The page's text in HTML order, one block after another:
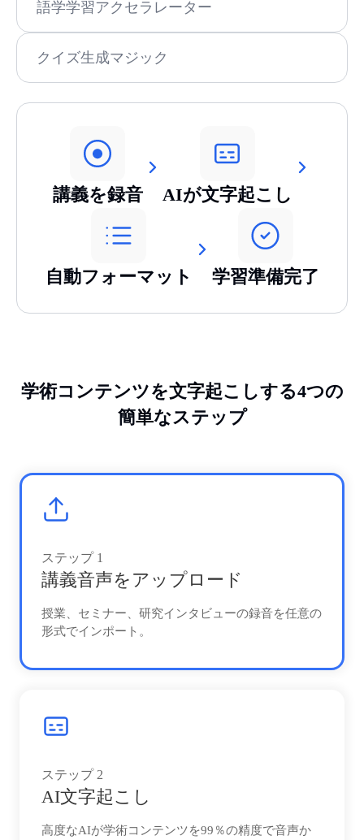
語学学習アクセラレーター
クイズ生成マジック
講義を録音 AIが文字起こし
自動フォーマット 学習準備完了
学術コンテンツを文字起こしする4つの
簡単なステップ
ステップ 1
講義音声をアップロード
授業、セミナー、研究インタビューの録音を任意の
形式でインポート。
ステップ 2
AI文字起こし
高度なAIが学術コンテンツを99％の精度で音声か